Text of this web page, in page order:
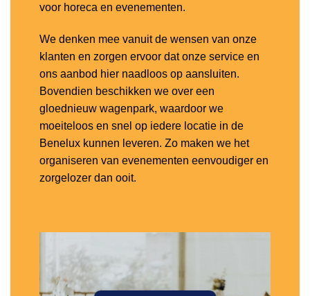
voor horeca en evenementen.
We denken mee vanuit de wensen van onze
klanten en zorgen ervoor dat onze service en
ons aanbod hier naadloos op aansluiten.
Bovendien beschikken we over een
gloednieuw wagenpark, waardoor we
moeiteloos en snel op iedere locatie in de
Benelux kunnen leveren. Zo maken we het
organiseren van evenementen eenvoudiger en
zorgelozer dan ooit.